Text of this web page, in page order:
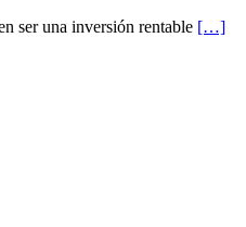
ser una inversión rentable […]